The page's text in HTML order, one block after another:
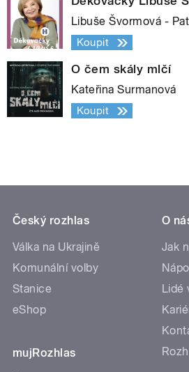
Libuše Švormová -
Koupit
O čem skály mlčí
Kateřina Surmanová
Koupit
Český rozhlas
Válka na Ukrajině
Komunální volby
Stanice
eShop
mujRozhlas
O
Jak
Lidé